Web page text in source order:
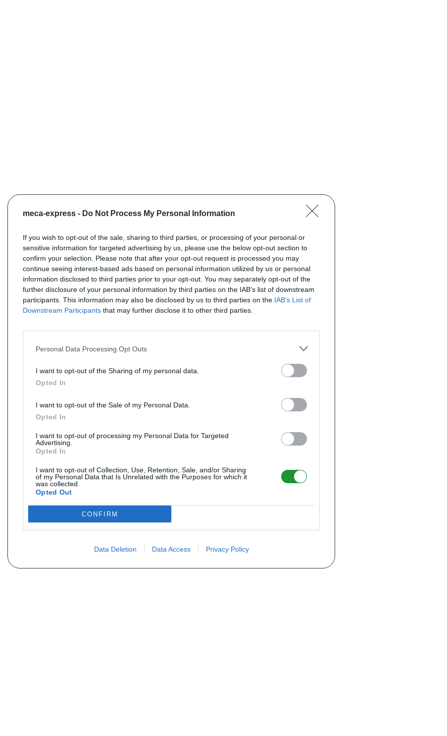
meca-express - Do Not Process My Personal Information
If you wish to opt-out of the sale, sharing to third parties, or processing of your personal or
sensitive information for targeted advertising by us, please use the below opt-out section to
confirm your selection. Please note that after your opt-out request is processed you may
continue seeing interest-based ads based on personal information utilized by us or personal
information disclosed to third parties prior to your opt-out. You may separately opt-out of the
further disclosure of your personal information by third parties on the IAB’s list of downstream
participants. This information may also be disclosed by us to third parties on the IAB’s List of
Downstream Participants that may further disclose it to other third parties.
Personal Data Processing Opt Outs
I want to opt-out of the Sharing of my personal data.
Opted In
I want to opt-out of the Sale of my Personal Data.
Opted In
I want to opt-out of processing my Personal Data for Targeted
Advertising.
Opted In
I want to opt-out of Collection, Use, Retention, Sale, and/or Sharing
of my Personal Data that Is Unrelated with the Purposes for which it
was collected.
Opted Out
CONFIRM
Data Deletion Data Access Privacy Policy